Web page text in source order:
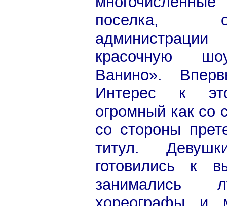
поселка,
красочную
Ванино».
Интерес к
огромный как со
со стороны
титул.
готовились к
занимались